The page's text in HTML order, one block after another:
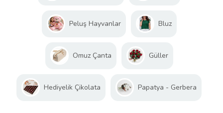
Peluş Hayvanlar Bluz
Omuz Çanta Güller
Hediyelik Çikolata Papatya - Gerbera